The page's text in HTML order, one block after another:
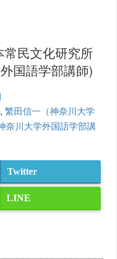
民文化研究所
国語学部講師)
,繁田信一（神奈川大学
奈川大学外国語学部講
Twitter
LINE